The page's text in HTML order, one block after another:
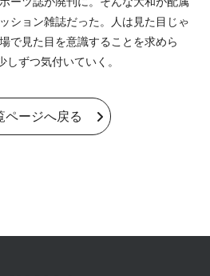
ション雑誌だった。人は見た目じゃ
で見た目を意識することを求めら
しずつ気付いていく。
ページへ戻る